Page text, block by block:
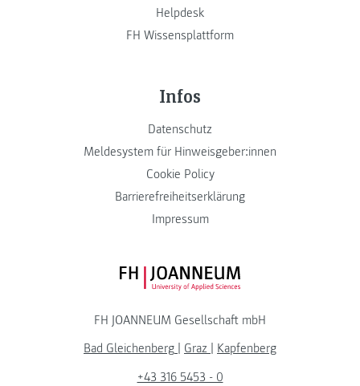
Helpdesk
FH Wissensplattform
Infos
Datenschutz
Meldesystem für Hinweisgeber:innen
Cookie Policy
Barrierefreiheitserklärung
Impressum
FH JOANNEUM Logo
FH JOANNEUM Gesellschaft mbH
Bad Gleichenberg
Graz
Kapfenberg
+43 316 5453 - 0